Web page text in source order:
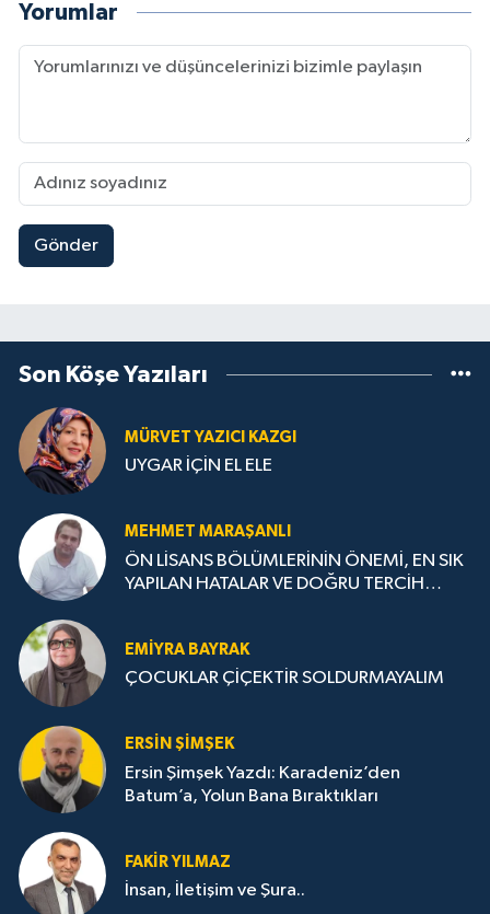
Yorumlar
Gönder
Son Köşe Yazıları
MÜRVET YAZICI KAZGI
UYGAR İÇİN EL ELE
MEHMET MARAŞANLI
ÖN LİSANS BÖLÜMLERİNİN ÖNEMİ, EN SIK
YAPILAN HATALAR VE DOĞRU TERCİH
EMIYRA BAYRAK
ÇOCUKLAR ÇİÇEKTİR SOLDURMAYALIM
ERSIN ŞIMŞEK
Ersin Şimşek Yazdı: Karadeniz’den
Batum’a, Yolun Bana Bıraktıkları
FAKIR YILMAZ
İnsan, İletişim ve Şura..